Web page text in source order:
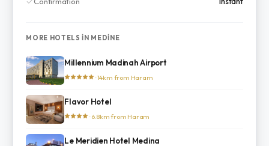
MORE HOTELS IN MEDINE
Millennium Madinah Airport
· 14km from Haram
Flavor Hotel
· 6.8km from Haram
Le Meridien Hotel Medina